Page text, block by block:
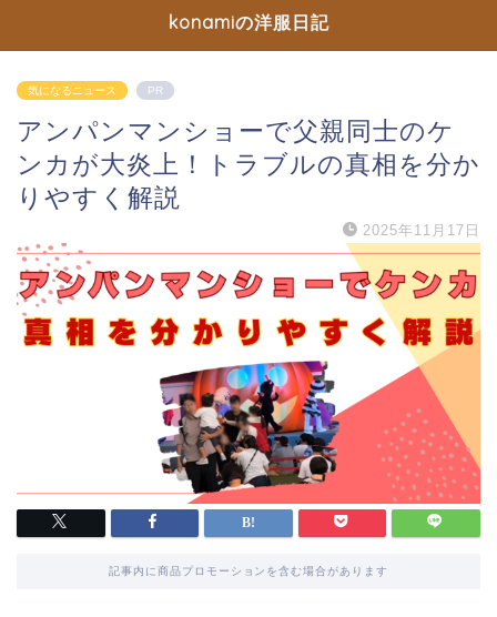
konamiの洋服日記
気になるニュース PR
アンパンマンショーで父親同士のケ
ンカが大炎上！トラブルの真相を分か
りやすく解説
2025年11月17日
記事内に商品プロモーションを含む場合があります